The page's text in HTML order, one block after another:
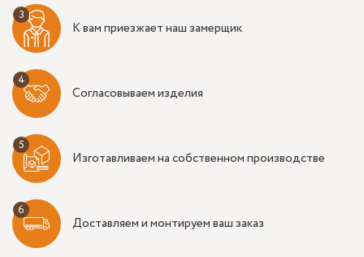
К вам приезжает наш замерщик
Согласовываем изделия
Изготавливаем на собственном производстве
Доставляем и монтируем ваш заказ